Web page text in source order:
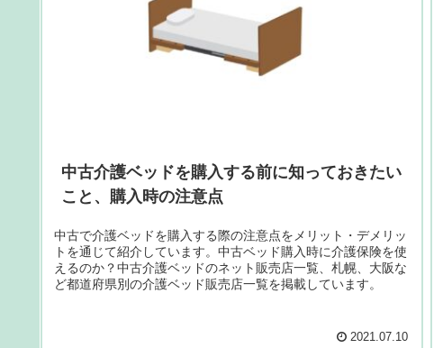
中古介護ベッドを購入する前に知っておきたい
こと、購入時の注意点
中古で介護ベッドを購入する際の注意点をメリット・デメリッ
トを通じて紹介しています。中古ベッド購入時に介護保険を使
えるのか？中古介護ベッドのネット販売店一覧、札幌、大阪な
ど都道府県別の介護ベッド販売店一覧を掲載しています。
2021.07.10